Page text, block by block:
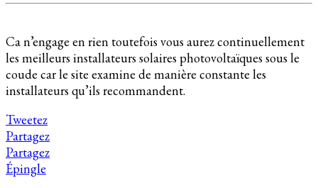
Ca n’engage en rien toutefois vous aurez continuellement
les meilleurs installateurs solaires photovoltaïques sous le
coude car le site examine de manière constante les
installateurs qu’ils recommandent.
Tweetez
Partagez
Partagez
Épingle